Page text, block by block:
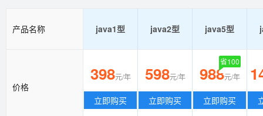
产品名称 java1型 java2型 java5型
价格
398元/年
立即购买
598元/年
立即购买
988元/年
省100
立即购买